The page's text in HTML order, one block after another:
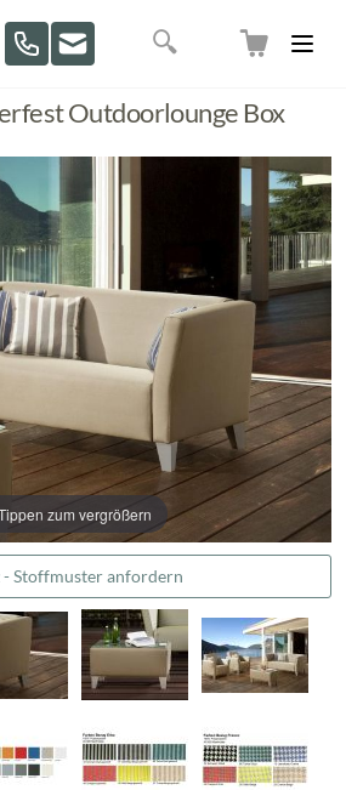
Suche
Outdoorlounge Box
zum vergrößern
- Stoffmuster anfordern